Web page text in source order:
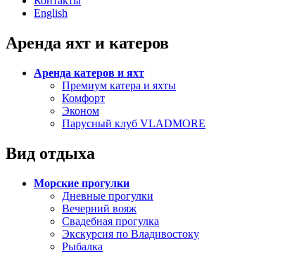
English
Аренда яхт и катеров
Аренда катеров и яхт
Премиум катера и яхты
Комфорт
Эконом
Парусный клуб VLADMORE
Вид отдыха
Морские прогулки
Дневные прогулки
Вечерний вояж
Свадебная прогулка
Экскурсия по Владивостоку
Рыбалка